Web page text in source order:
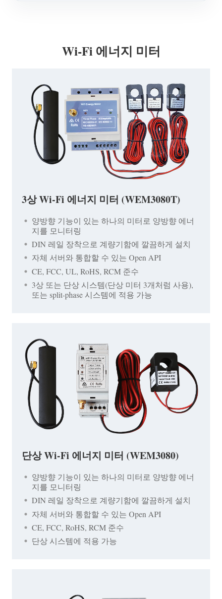
Wi-Fi 에너지 미터
3상 Wi-Fi 에너지 미터 (WEM3080T)
양방향 기능이 있는 하나의 미터로 양방향 에너
지를 모니터링
DIN 레일 장착으로 계량기함에 깔끔하게 설치
자체 서버와 통합할 수 있는 Open API
CE, FCC, UL, RoHS, RCM 준수
3상 또는 단상 시스템(단상 미터 3개처럼 사용),
또는 split-phase 시스템에 적용 가능
단상 Wi-Fi 에너지 미터 (WEM3080)
양방향 기능이 있는 하나의 미터로 양방향 에너
지를 모니터링
DIN 레일 장착으로 계량기함에 깔끔하게 설치
자체 서버와 통합할 수 있는 Open API
CE, FCC, RoHS, RCM 준수
단상 시스템에 적용 가능